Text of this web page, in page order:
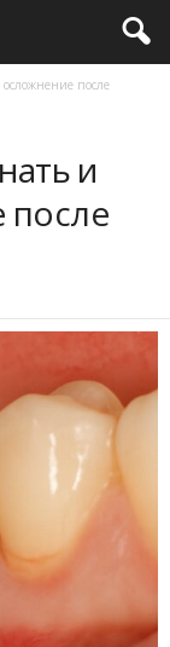
после
и
после